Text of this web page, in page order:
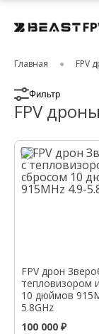
Главная FPV
Фильтр
FPV
FPV дрон
тепловизором
10 дюймов
5.8GHz
100 000 ₽